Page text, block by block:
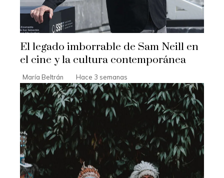
El legado imborrable de Sam Neill en
el cine y la cultura contemporánea
María Beltrán Hace 3 semanas